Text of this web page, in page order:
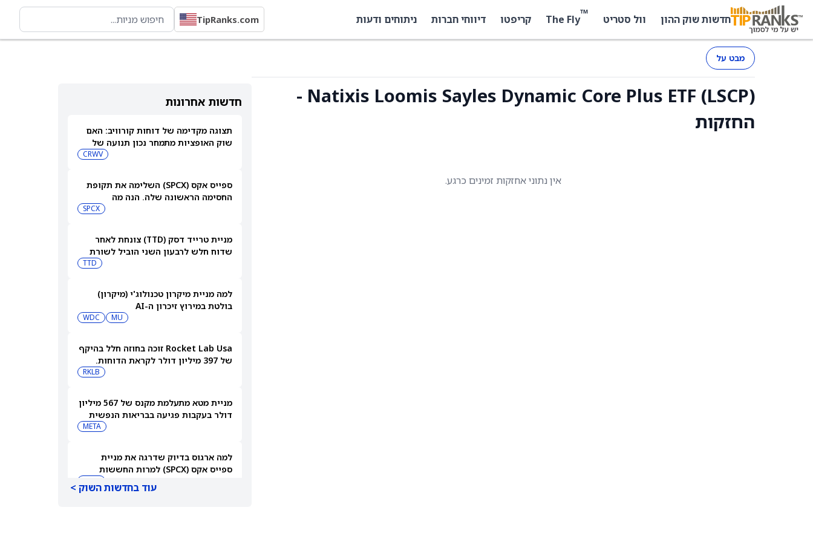
חדשות שוק ההון וול סטריט ™
The Fly קריפטו דיווחי חברות ניתוחים ודעות TipRanks.com
מבט על
Natixis Loomis Sayles Dynamic Core Plus ETF (LSCP) -
החזקות
אין נתוני אחזקות זמינים כרגע.
חדשות אחרונות
תצוגה מקדימה של דוחות קורוויב: האם
שוק האופציות מתמחר נכון תנועה של
CRWV
ספייס אקס (SPCX) השלימה את תקופת
החסימה הראשונה שלה. הנה מה
שמשקיעים צריכים לעקוב אחריו כעתSPCX
מניית טרייד דסק (TTD) צונחת לאחר
שדוח חלש לרבעון השני הוביל לשורת
TTD
למה מניית מיקרון טכנולוג'י (מיקרון)
בולטת במירוץ זיכרון ה-AI
MU
WDC
Rocket Lab Usa זוכה בחוזה חלל בהיקף
של 397 מיליון דולר לקראת הדוחות.
האם מכירות גדולות יספיקו כדי להגיעRKLB
מניית מטא מתעלמת מקנס של 567 מיליון
דולר בעקבות פגיעה בבריאות הנפשית
META
למה ארגוס בדיוק שדרגה את מניית
ספייס אקס (SPCX) למרות החששות
עוד בחדשות השוק >